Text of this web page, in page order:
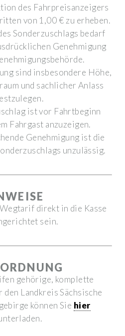
des Fahrpreisanzeigers
von 1,00 € zu erheben.
Sonderzuschlags bedarf
Genehmigung
sind insbesondere Höhe,
und sachlicher Anlass
ist vor Fahrtbeginn
Fahrgast anzuzeigen.
Genehmigung ist die
unzulässig.
direkt in die Kasse
sein.
gehörige, komplette
Landkreis Sächsische
können Sie hier